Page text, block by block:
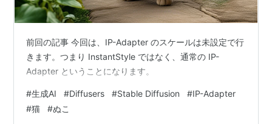
前回の記事 今回は、IP-Adapter のスケールは未設定で行
きます。つまり InstantStyle ではなく、通常の IP-
Adapter ということになります。
#生成AI #Diffusers #Stable Diffusion #IP-Adapter
#猫 #ぬこ